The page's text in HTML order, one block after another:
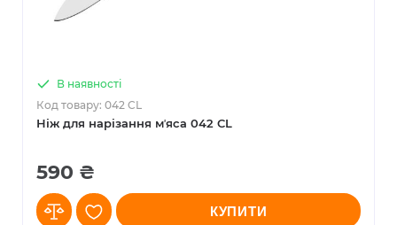
Ніж для нарізання мʼяса 042 CL
В наявності
Код товару: 042 CL
590 ₴
КУПИТИ